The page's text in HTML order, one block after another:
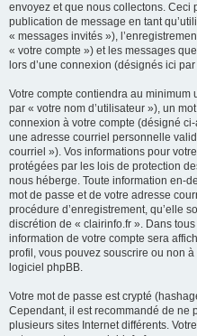
envoyez et que nous collectons. Ceci
publication de message en tant
« messages invités »),
« votre compte ») et les messages
lors d’une connexion (désignés ici
Votre compte contiendra au
par « votre nom d’utilisateur »), un
connexion à votre compte (désigné
une adresse courriel personnelle
courriel »). Vos informations pour
protégées par les lois de protection
nous héberge. Toute information en-
mot de passe et de votre adresse
procédure d’enregistrement, qu’elle
discrétion de « clairinfo.fr ». Dans
information de votre compte sera
profil, vous pouvez souscrire ou non
logiciel phpBB.
Votre mot de passe est crypté
Cependant, il est recommandé de ne
plusieurs sites Internet différents.